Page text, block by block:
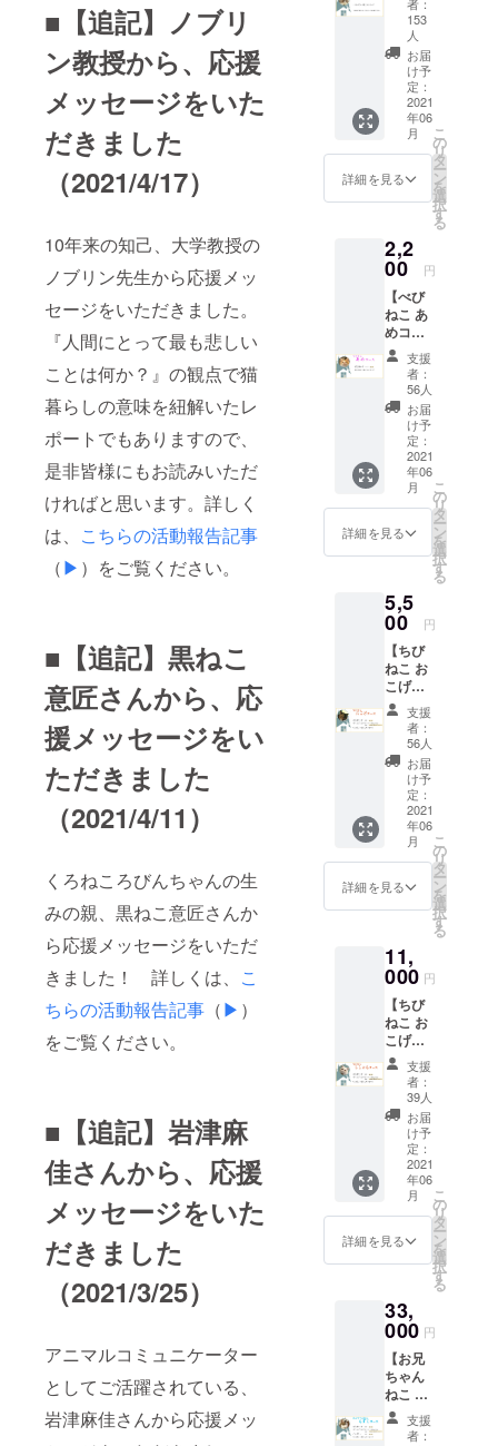
■【追記】ノブリ
ン教授から、応援
メッセージをいた
だきました
（2021/4/17）
10年来の知己、大学教授の
ノブリン先生から応援メッ
セージをいただきました。
『人間にとって最も悲しい
ことは何か？』の観点で猫
暮らしの意味を紐解いたレ
ポートでもありますので、
是非皆様にもお読みいただ
ければと思います。詳しく
は、 こちらの活動報告記事
（▶︎ ）をご覧ください。
■【追記】黒ねこ
意匠さんから、応
援メッセージをい
ただきました
（2021/4/11）
くろねころびんちゃんの生
みの親、黒ねこ意匠さんか
ら応援メッセージをいただ
きました！ 詳しくは、 こ
ちらの活動報告記事 （▶︎ ）
をご覧ください。
■【追記】岩津麻
佳さんから、応援
メッセージをいた
だきました
（2021/3/25）
アニマルコミュニケーター
としてご活躍されている、
岩津麻佳さんから応援メッ
た。これを
前身に現在
は「にゃん
コール」と
名を改め
て、シッ
ティングの
他、猫との
体験いただ
く啓蒙活動
や、会員制
猫のお悩み
相談、家族
をなくした
猫さんと新
しい家族を
つなぐ活動
と、猫の総
合窓口的な
て活動して
オフィスで
「キャット
サロン」の
他各所 に
て、ペット
食育指導士
として活動
した経験や
保有資格、
これまでの
実践経験を
元に独自に
様々な猫向
けの講座も
開催してい
ます。
＜保有資格
動物看護士 /
アニマルア
ロマセラピ
スト / ペット
セラピスト /
ティックケ
アカウンセ
ラー / 愛犬飼
育士 / ハーバ
ルセラピス
ト
にゃん
コール
より
メッ
セージ
※特典が
不要な
方は本
コース
をお選
上乗せ
も可能
ですの
で、可
能な金
額にて
ご支援
をいた
だけれ
ば幸い
です。
※消費税
を含み
ます。
者：
153
人
お届
け予
定：
2021
年06
月
詳細を見る
こ
の
リ
タ
ー
ン
を
選
択
す
る
2,2
00 円
【べび
ねこ あ
めコー
ス】 ・
にゃん
コール
より
メッ
セージ
・ポス
トカー
ド１枚
※消費
税、送
料を含
みま
支援
者：
56人
お届
け予
定：
2021
年06
月
詳細を見る
こ
の
リ
タ
ー
ン
を
選
択
す
る
5,5
00 円
【ちび
ねこ お
こげ
コー
ス】 ・
にゃん
コール
より
メッ
セージ
・ポス
トカー
ド１枚
・ド
リップ
バッグ
ヒー２
個 ※消
費税、
送料を
含みま
す。
支援
者：
56人
お届
け予
定：
2021
年06
月
詳細を見る
こ
の
リ
タ
ー
ン
を
選
択
す
る
11,
000 円
【ちび
ねこ お
こげ
コー
ス】 ・
にゃん
コール
より
メッ
セージ
・ポス
トカー
ド１枚
・ド
リップ
バッグ
ヒー５
個 ※消
費税、
送料を
含みま
す。
支援
者：
39人
お届
け予
定：
2021
年06
月
詳細を見る
こ
の
リ
タ
ー
ン
を
選
択
す
る
33,
000 円
【お兄
ちゃん
ねこ も
ずく
コー支援
者：